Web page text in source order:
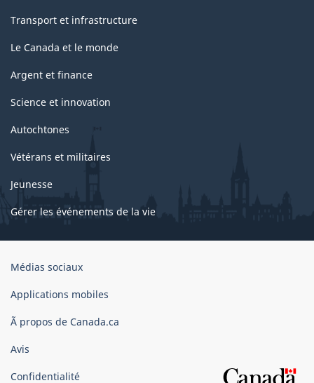
Transport et infrastructure
Le Canada et le monde
Argent et finance
Science et innovation
Autochtones
Vétérans et militaires
Jeunesse
Gérer les événements de la vie
Organisation
gouvernement
Canada
Médias sociaux
Applications mobiles
Ã propos de Canada.ca
Avis
Confidentialité